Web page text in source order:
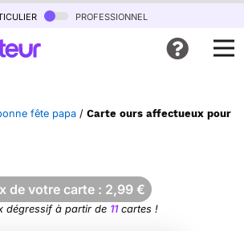
professionnel
fête papa / Carte ours affectueux pour
de votre carte : 2,99 €
dégressif à partir de 11cartes !